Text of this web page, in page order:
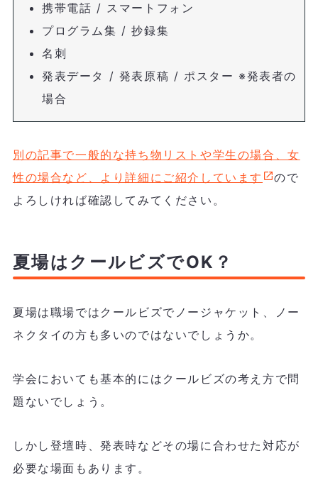
携帯電話 / スマートフォン
プログラム集 / 抄録集
名刺
発表データ / 発表原稿 / ポスター ※発表者の
場合
別の記事で一般的な持ち物リストや学生の場合、女
性の場合など、より詳細にご紹介しています
ので
よろしければ確認してみてください。
夏場はクールビズでOK？
夏場は職場ではクールビズでノージャケット、ノー
ネクタイの方も多いのではないでしょうか。
学会においても基本的にはクールビズの考え方で問
題ないでしょう。
しかし登壇時、発表時などその場に合わせた対応が
必要な場面もあります。